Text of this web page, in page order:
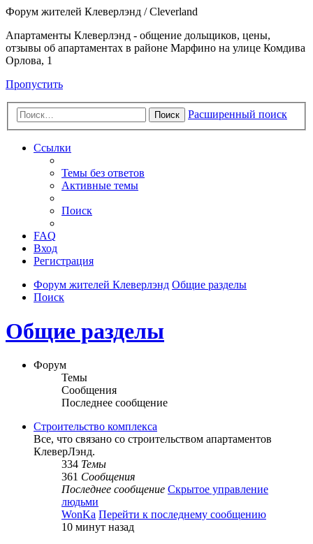
Форум жителей Клеверлэнд / Cleverland
Апартаменты Клеверлэнд - общение дольщиков, цены,
отзывы об апартаментах в районе Марфино на улице Комдива
Орлова, 1
Пропустить
Поиск Расширенный поиск
Ссылки
Темы без ответов
Активные темы
Поиск
FAQ
Вход
Регистрация
Форум жителей Клеверлэнд Общие разделы
Поиск
Общие разделы
Форум
Темы
Сообщения
Последнее сообщение
Строительство комплекса
Все, что связано со строительством апартаментов
КлеверЛэнд.
334 Темы
361 Сообщения
Последнее сообщение Скрытое управление
людьми
WonKa Перейти к последнему сообщению
10 минут назад